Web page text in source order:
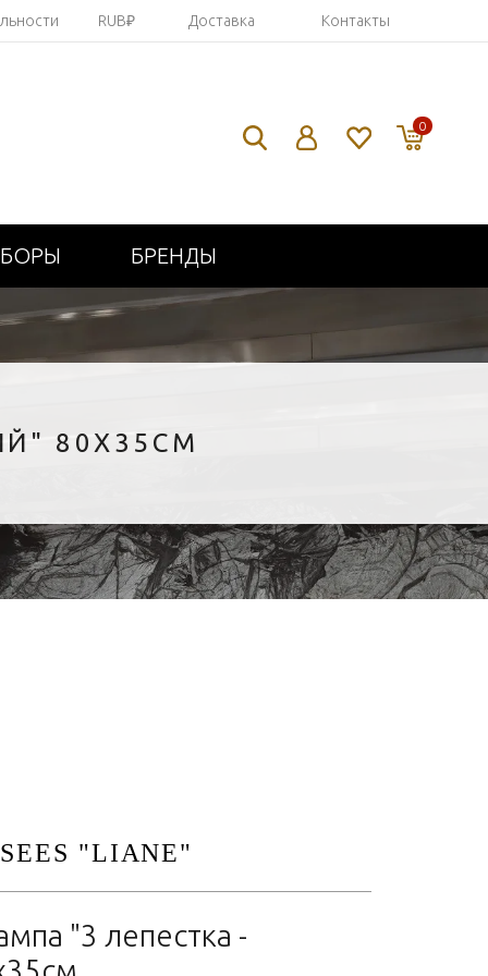
RUB₽ Доставка Контакты
0
БРЕНДЫ
80Х35СМ
"LIANE"
"3 лепестка -